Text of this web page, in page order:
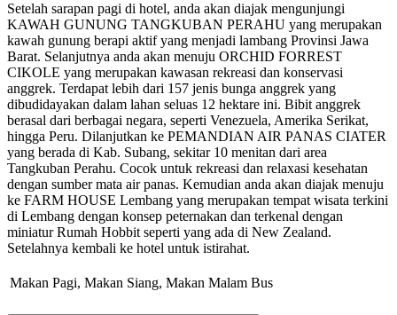
Setelah sarapan pagi di hotel, anda akan diajak mengunjungi
KAWAH GUNUNG TANGKUBAN PERAHU yang merupakan
kawah gunung berapi aktif yang menjadi lambang Provinsi Jawa
Barat. Selanjutnya anda akan menuju ORCHID FORREST
CIKOLE yang merupakan kawasan rekreasi dan konservasi
anggrek. Terdapat lebih dari 157 jenis bunga anggrek yang
dibudidayakan dalam lahan seluas 12 hektare ini. Bibit anggrek
berasal dari berbagai negara, seperti Venezuela, Amerika Serikat,
hingga Peru. Dilanjutkan ke PEMANDIAN AIR PANAS CIATER
yang berada di Kab. Subang, sekitar 10 menitan dari area
Tangkuban Perahu. Cocok untuk rekreasi dan relaxasi kesehatan
dengan sumber mata air panas. Kemudian anda akan diajak menuju
ke FARM HOUSE Lembang yang merupakan tempat wisata terkini
di Lembang dengan konsep peternakan dan terkenal dengan
miniatur Rumah Hobbit seperti yang ada di New Zealand.
Setelahnya kembali ke hotel untuk istirahat.
Makan Pagi, Makan Siang, Makan Malam Bus